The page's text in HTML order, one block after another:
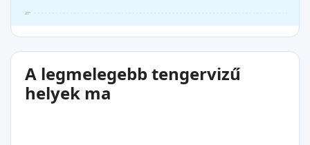
27°
A legmelegebb tengervizű
helyek ma